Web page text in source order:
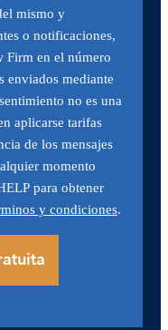
mismo y
o notificaciones,
Firm en el número
enviados mediante
no es una
aplicarse tarifas
de los mensajes
momento
para obtener
y condiciones.